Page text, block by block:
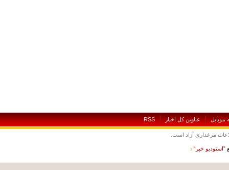
عناوين کل اخبار RSS
مرغداری آزاد است.
خبر“